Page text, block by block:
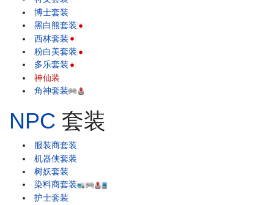
博士套装
黑白熊套装
西林套装
粉白美套装
多乐套装
神仙装
角神套装
NPC 套装
服装商套装
机器侠套装
树妖套装
染料商套装
护士套装